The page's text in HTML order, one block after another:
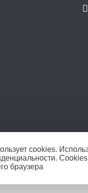
cookies.
.
браузера